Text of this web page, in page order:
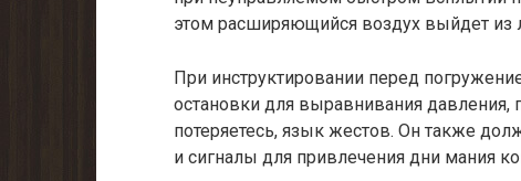
этом расширяющийся воздух выйдет из
При инструктировании перед
остановки для выравнивания давления,
потеряетесь, язык жестов. Он также
и сигналы для привлечения дни мания